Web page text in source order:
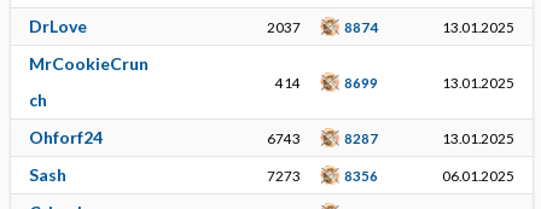
DrLove 2037 8874 13.01.2025
MrCookieCrun
ch
414 8699 13.01.2025
Ohforf24 6743 8287 13.01.2025
Sash 7273 8356 06.01.2025